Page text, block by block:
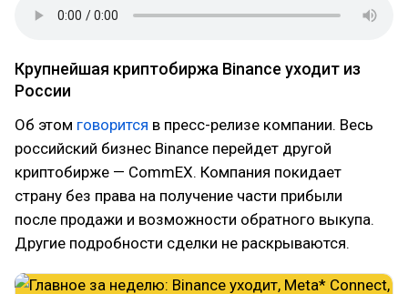
Крупнейшая криптобиржа Binance уходит из
России
Об этом говорится в пресс-релизе компании. Весь
российский бизнес Binance перейдет другой
криптобирже — CommEX. Компания покидает
страну без права на получение части прибыли
после продажи и возможности обратного выкупа.
Другие подробности сделки не раскрываются.